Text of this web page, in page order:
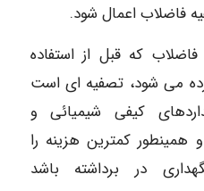
فاضلاب اعمال شود.
که قبل از استفاده
می شود، تصفیه ای است
کیفی شیمیائی و
و همینطور کمترین هزینه را
در برداشته باشد